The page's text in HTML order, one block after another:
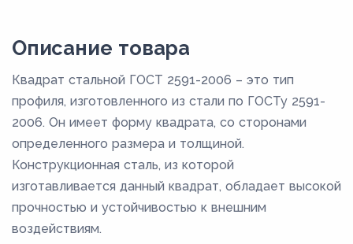
Описание товара
Квадрат стальной ГОСТ 2591-2006 – это тип
профиля, изготовленного из стали по ГОСТу 2591-
2006. Он имеет форму квадрата, со сторонами
определенного размера и толщиной.
Конструкционная сталь, из которой
изготавливается данный квадрат, обладает высокой
прочностью и устойчивостью к внешним
воздействиям.